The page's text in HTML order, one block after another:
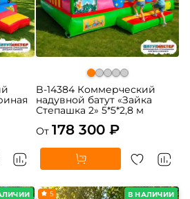
B-14384 Коммерческий
надувной батут «Зайка
Степашка 2» 5*5*2,8 м
От 178 300 ₽
В НАЛИЧИИ
5